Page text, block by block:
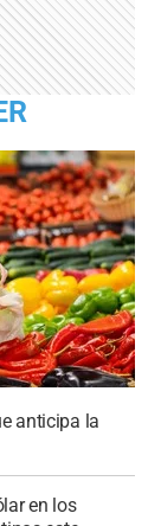
anticipa la
en los